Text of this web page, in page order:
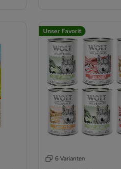
Unser Favorit
6 Varianten